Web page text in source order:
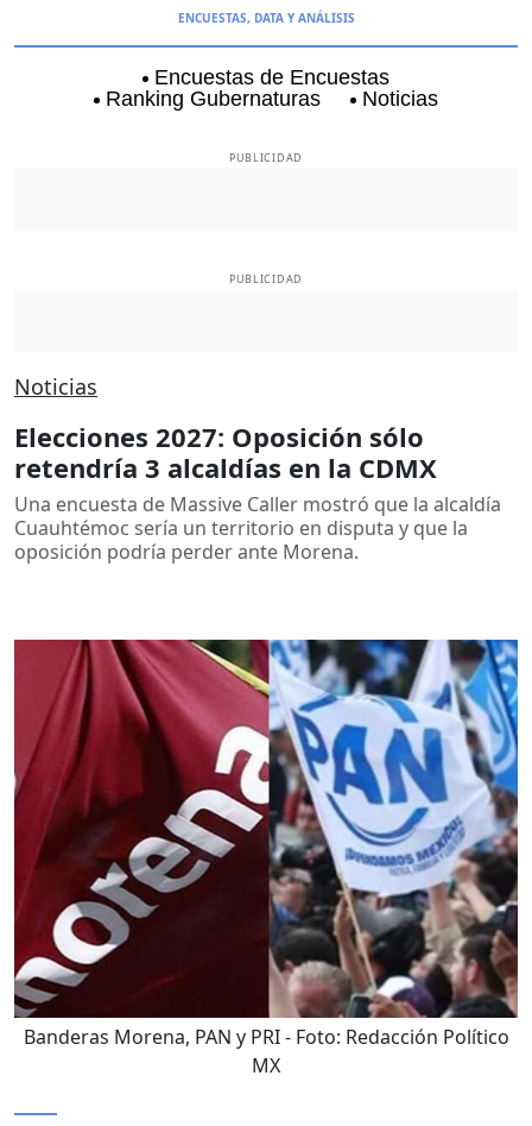
ENCUESTAS, DATA Y ANÁLISIS
Encuestas de Encuestas
Ranking Gubernaturas
Noticias
PUBLICIDAD
PUBLICIDAD
Noticias
Elecciones 2027: Oposición sólo
retendría 3 alcaldías en la CDMX
Una encuesta de Massive Caller mostró que la alcaldía
Cuauhtémoc sería un territorio en disputa y que la
oposición podría perder ante Morena.
Banderas Morena, PAN y PRI- Foto: Redacción Político
MX